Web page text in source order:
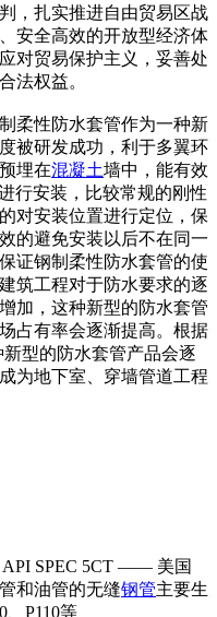
，扎实推进自由贸易区战
安全高效的开放型经济体
对贸易保护主义，妥善处
法权益。
柔性防水套管作为一种新
被研发成功，利于多翼环
埋在混凝土墙中，能有效
行安装，比较常规的刚性
对安装位置进行定位，保
的避免安装以后不在同一
证钢制柔性防水套管的使
筑工程对于防水要求的逐
加，这种新型的防水套管
占有率会逐渐提高。根据
型的防水套管产品会逐
为地下室、穿墙管道工程
API SPEC 5CT —— 美国
和油管的无缝钢管主要生
、P110等